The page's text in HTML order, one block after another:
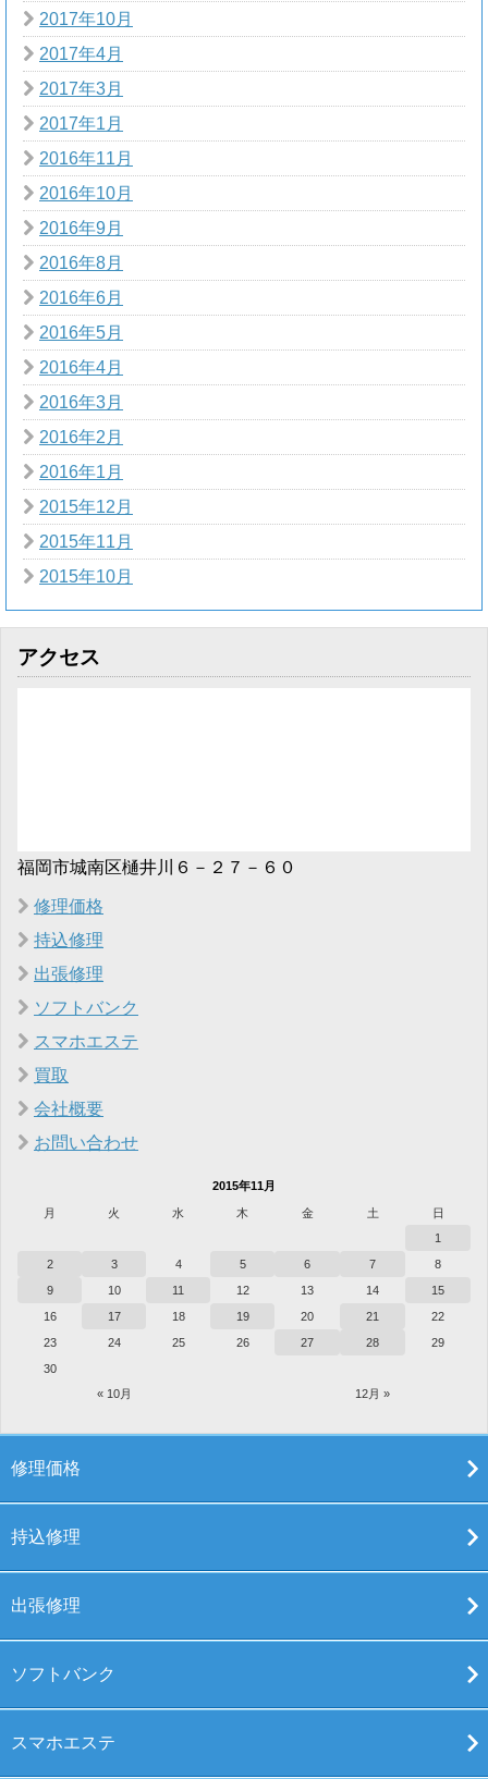
2017年10月
2017年4月
2017年3月
2017年1月
2016年11月
2016年10月
2016年9月
2016年8月
2016年6月
2016年5月
2016年4月
2016年3月
2016年2月
2016年1月
2015年12月
2015年11月
2015年10月
アクセス
福岡市城南区樋井川６－２７－６０
修理価格
持込修理
出張修理
ソフトバンク
スマホエステ
買取
会社概要
お問い合わせ
2015年11月
月 火 水 木 金 土 日
« 10月 12月 »
1
2
3 4 5 6 7
8
9
10 11 12 13 14
15
16
17 18 19 20 21
22
23
24 25 26 27 28
29
30
修理価格
持込修理
出張修理
ソフトバンク
スマホエステ